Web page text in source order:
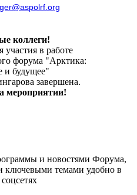
коллеги!
участия в работе
форума "Арктика:
и будущее"
завершена.
мероприятии!
и новостями Форума,
ключевыми темами удобно в